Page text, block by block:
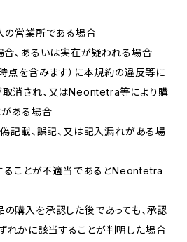
営業所である場合
、あるいは実在が疑われる場合
点を含みます）に本規約の違反等に
取消され、又はNeontetra等により購
がある場合
記載、誤記、又は記入漏れがある場
ることが不適当であるとNeontetra
購入を承認した後であっても、承認
れかに該当することが判明した場合